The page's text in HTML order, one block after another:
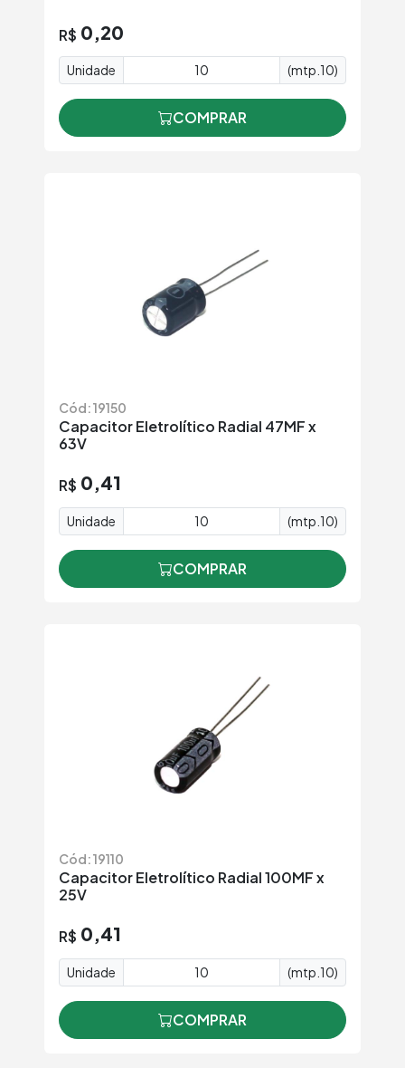
R$ 0,20
Unidade (mtp.10)
COMPRAR
Cód: 19150
Capacitor Eletrolítico Radial 47MF x
63V
R$ 0,41
Unidade (mtp.10)
COMPRAR
Cód: 19110
Capacitor Eletrolítico Radial 100MF x
25V
R$ 0,41
Unidade (mtp.10)
COMPRAR